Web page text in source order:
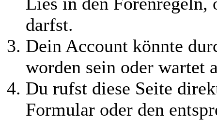
darfst.
Dein Account könnte
worden sein oder wartet
Du rufst diese Seite
Formular oder den